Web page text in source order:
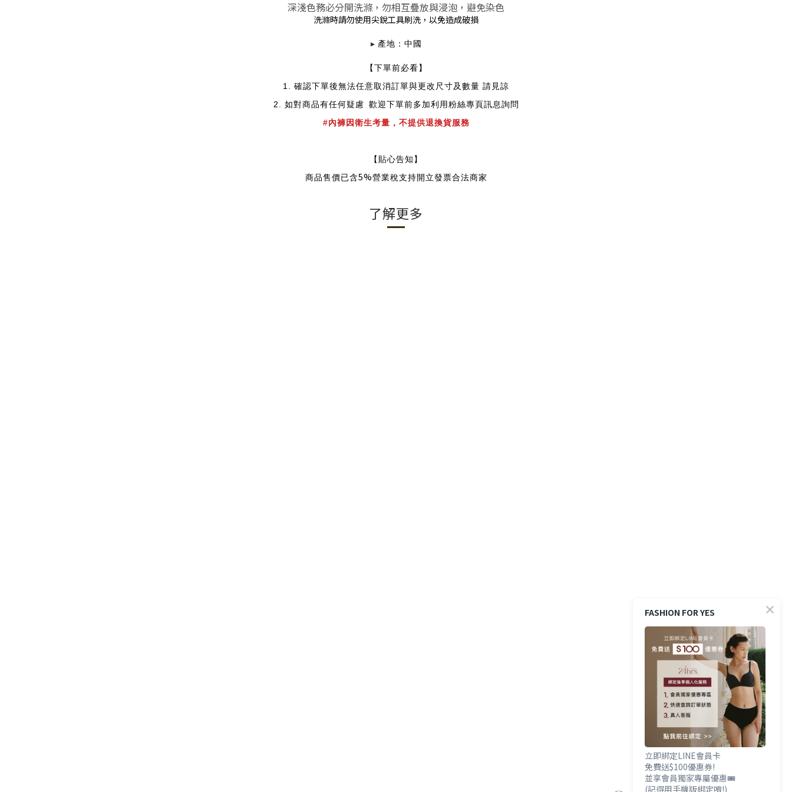
深淺色務必分開洗滌，勿相互疊放與浸泡，避免染色
洗滌時請勿使用尖銳工具刷洗，以免造成破損
▸ 產地：中國
【下單前必看】
1. 確認下單後無法任意取消訂單與更改尺寸及數量 請見諒
2. 如對商品有任何疑慮 歡迎下單前多加利用粉絲專頁訊息詢問
#內褲因衛生考量，不提供退換貨服務
【貼心告知】
商品售價已含5%營業稅支持開立發票合法商家
了解更多
FASHION FOR YES
立即綁定LINE會員卡
免費送$100優惠券!
並享會員獨家專屬優惠🎟️
(記得用手機版綁定唷!)